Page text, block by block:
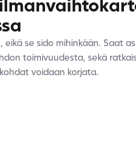
eikä se sido mihinkään. Saat
toimivuudesta, sekä
voidaan korjata.